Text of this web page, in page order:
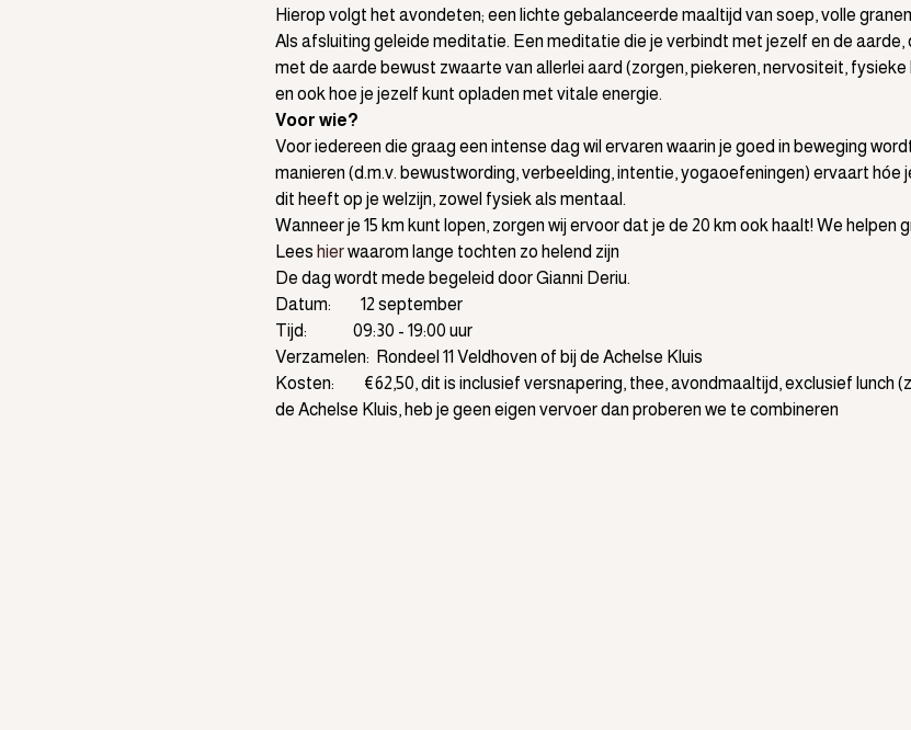
Hierop volgt het avondeten; een lichte gebalanceerde maaltijd van soep, volle
Als afsluiting geleide meditatie. Een meditatie die je verbindt met jezelf en de aarde,
met de aarde bewust zwaarte van allerlei aard (zorgen, piekeren, nervositeit,
en ook hoe je jezelf kunt opladen met vitale energie.
Voor wie?
Voor iedereen die graag een intense dag wil ervaren waarin je goed in beweging
manieren (d.m.v. bewustwording, verbeelding, intentie, yogaoefeningen) ervaart
dit heeft op je welzijn, zowel fysiek als mentaal.
Wanneer je 15 km kunt lopen, zorgen wij ervoor dat je de 20 km ook haalt! We helpen
Lees hier waarom lange tochten zo helend zijn
De dag wordt mede begeleid door Gianni Deriu.
Datum:         12 september
Tijd:              09:30 - 19:00 uur
Verzamelen:  Rondeel 11 Veldhoven of bij de Achelse Kluis
Kosten:         €62,50, dit is inclusief versnapering, thee, avondmaaltijd, exclusief
de Achelse Kluis, heb je geen eigen vervoer dan proberen we te combineren